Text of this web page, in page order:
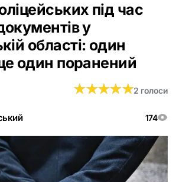
під час
у
області: один
один поранений
174
★★★★★
★★★★★2 голоси